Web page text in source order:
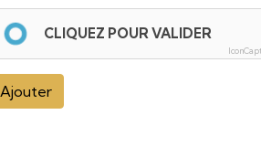
CLIQUEZ POUR VALIDER
Ajouter